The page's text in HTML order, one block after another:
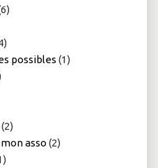
possibles (1)
(2)
asso (2)